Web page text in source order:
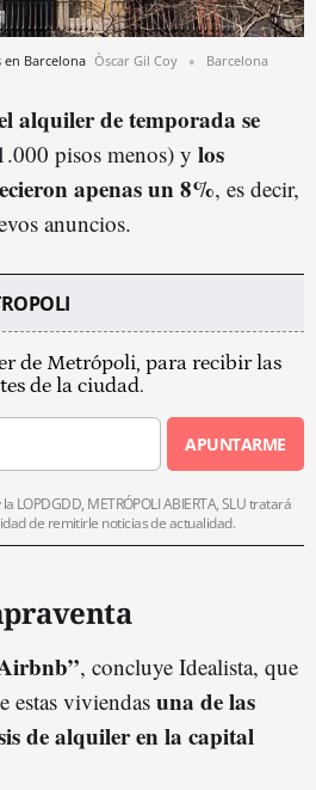
en Barcelona Òscar Gil Coy Barcelona
alquiler de temporada se
pisos menos) y los
apenas un 8%, es decir,
anuncios.
de Metrópoli, para recibir las
de la ciudad.
APUNTARME
LOPDGDD, METRÓPOLI ABIERTA, SLU tratará
de remitirle noticias de actualidad.
, concluye Idealista, que
estas viviendas una de las
de alquiler en la capital